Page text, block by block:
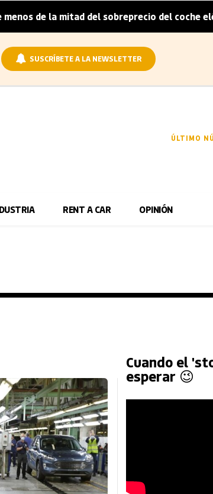
de la mitad del sobreprecio del coche
SUSCRÍBETE A LA NEWSLETTER
ÚLTIMO
RENT A CAR OPINIÓN
Cuando el
esperar 😉